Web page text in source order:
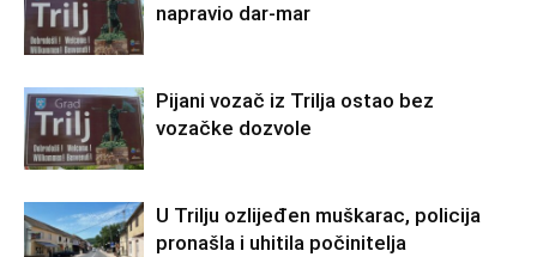
napravio dar-mar
Pijani vozač iz Trilja ostao bez
vozačke dozvole
U Trilju ozlijeđen muškarac, policija
pronašla i uhitila počinitelja